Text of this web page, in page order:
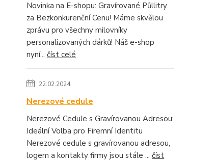
Novinka na E-shopu: Gravírované Půllitry
za Bezkonkurenční Cenu! Máme skvělou
zprávu pro všechny milovníky
personalizovaných dárků! Náš e-shop
nyní... číst celé
22.02.2024
Nerezové cedule
Nerezové Cedule s Gravírovanou Adresou:
Ideální Volba pro Firemní Identitu
Nerezové cedule s gravírovanou adresou,
logem a kontakty firmy jsou stále ... číst